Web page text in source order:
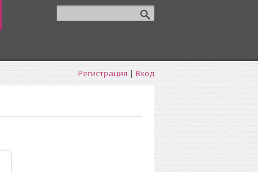
Регистрация | Вход